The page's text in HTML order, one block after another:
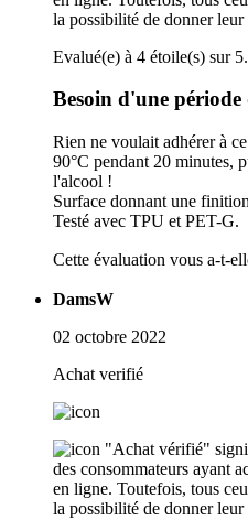
la possibilité de donner leur
Evalué(e) à 4 étoile(s) sur 5.
Besoin d'une
Rien ne voulait adhérer à
90°C pendant 20 minutes,
l'alcool !
Surface donnant une
Testé avec TPU et PET-G.
Cette évaluation vous a-t-
DamsW
02 octobre 2022
Achat verifié
"Achat vérifié"
des consommateurs ayant
en ligne. Toutefois, tous
la possibilité de donner leur